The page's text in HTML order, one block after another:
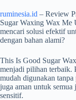
ruminesia.id – Review
Sugar Waxing Wax Me
mencari solusi efektif
dengan bahan alami?
This Is Good Sugar
menjadi pilihan terbaik.
mudah digunakan
juga aman untuk
sensitif.